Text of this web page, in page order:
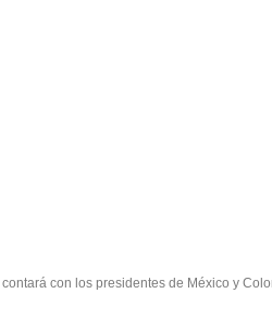
con los presidentes de México y